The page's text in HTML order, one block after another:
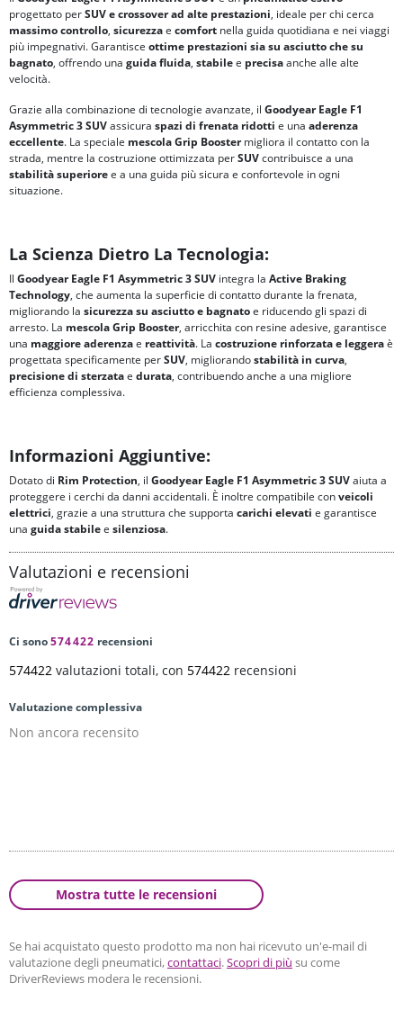
progettato perSUV e crossoverad alte prestazioni, ideale per chi cerca
massimo controllo, sicurezzae comfort nella guida quotidiana e nei viaggi
più impegnativi. Garantisce ottime prestazioni sia su asciutto che su
bagnato, offrendo una guida fluida, stabilee precisaanche alle alte
velocità.
Grazie alla combinazione di tecnologie avanzate, il Goodyear Eagle F1
Asymmetric 3 SUVassicura spazi di frenata ridotti e una aderenza
eccellente. La speciale mescola Grip Boostermigliora il contatto con la
strada, mentre la costruzione ottimizzata perSUVcontribuisce a una
stabilità superioree a una guida più sicura e confortevole in ogni
situazione.
La Scienza Dietro La Tecnologia:
Il Goodyear Eagle F1 Asymmetric 3 SUV integra la Active Braking
Technology, che aumenta la superficie di contatto durante la frenata,
migliorando la sicurezza su asciutto e bagnatoe riducendo gli spazi di
arresto. La mescola Grip Booster, arricchita con resine adesive, garantisce
una maggioreaderenzae reattività. La costruzione rinforzata e leggeraè
progettata specificamente perSUV, migliorandostabilità in curva,
precisione di sterzatae durata, contribuendo anche a una migliore
efficienza complessiva.
Informazioni Aggiuntive:
Dotato di Rim Protection, il Goodyear Eagle F1 Asymmetric 3 SUVaiuta a
proteggere i cerchi da danni accidentali. È inoltre compatibile conveicoli
elettrici, grazie a una struttura che supporta carichi elevati e garantisce
una guida stabilee silenziosa.
Valutazioni e recensioni
Ci sono574422 recensioni
574422 valutazioni totali, con 574422 recensioni
Valutazione complessiva
Non ancora recensito
Mostra tutte le recensioni
Se hai acquistato questo prodotto ma non hai ricevuto un'e-mail di
valutazione degli pneumatici,contattaci.Scopri di più su come
DriverReviews modera le recensioni.